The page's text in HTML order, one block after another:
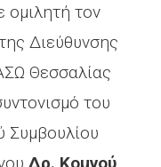
ομιλητή τον
Διεύθυνσης
Θεσσαλίας
του
Συμβουλίου
Δρ. Κομνού